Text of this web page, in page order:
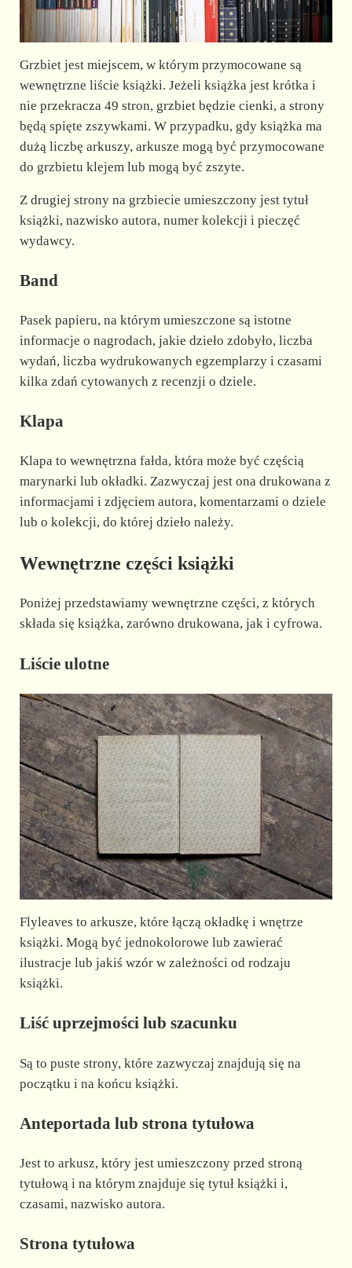
Grzbiet jest miejscem, w którym przymocowane są
wewnętrzne liście książki. Jeżeli książka jest krótka i
nie przekracza 49 stron, grzbiet będzie cienki, a strony
będą spięte zszywkami. W przypadku, gdy książka ma
dużą liczbę arkuszy, arkusze mogą być przymocowane
do grzbietu klejem lub mogą być zszyte.
Z drugiej strony na grzbiecie umieszczony jest tytuł
książki, nazwisko autora, numer kolekcji i pieczęć
wydawcy.
Band
Pasek papieru, na którym umieszczone są istotne
informacje o nagrodach, jakie dzieło zdobyło, liczba
wydań, liczba wydrukowanych egzemplarzy i czasami
kilka zdań cytowanych z recenzji o dziele.
Klapa
Klapa to wewnętrzna fałda, która może być częścią
marynarki lub okładki. Zazwyczaj jest ona drukowana z
informacjami i zdjęciem autora, komentarzami o dziele
lub o kolekcji, do której dzieło należy.
Wewnętrzne części książki
Poniżej przedstawiamy wewnętrzne części, z których
składa się książka, zarówno drukowana, jak i cyfrowa.
Liście ulotne
Flyleaves to arkusze, które łączą okładkę i wnętrze
książki. Mogą być jednokolorowe lub zawierać
ilustracje lub jakiś wzór w zależności od rodzaju
książki.
Liść uprzejmości lub szacunku
Są to puste strony, które zazwyczaj znajdują się na
początku i na końcu książki.
Anteportada lub strona tytułowa
Jest to arkusz, który jest umieszczony przed stroną
tytułową i na którym znajduje się tytuł książki i,
czasami, nazwisko autora.
Strona tytułowa